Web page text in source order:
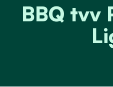
BBQ tvv